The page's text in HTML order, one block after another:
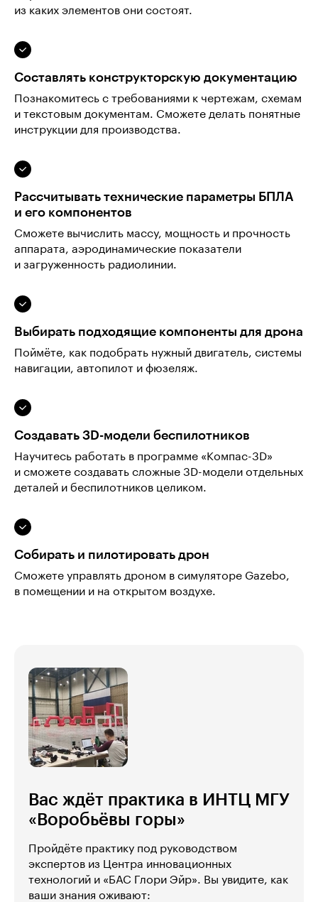
из каких элементов они состоят.
Составлять конструкторскую документацию
Познакомитесь с требованиями к чертежам, схемам
и текстовым документам. Сможете делать понятные
инструкции для производства.
Рассчитывать технические параметры БПЛА
и его компонентов
Сможете вычислить массу, мощность и прочность
аппарата, аэродинамические показатели
и загруженность радиолинии.
Выбирать подходящие компоненты для дрона
Поймёте, как подобрать нужный двигатель, системы
навигации, автопилот и фюзеляж.
Создавать 3D-модели беспилотников
Научитесь работать в программе «Компас-3D»
и сможете создавать сложные 3D-модели отдельных
деталей и беспилотников целиком.
Собирать и пилотировать дрон
Сможете управлять дроном в симуляторе Gazebo,
в помещении и на открытом воздухе.
Вас ждёт практика в ИНТЦ МГУ
«Воробьёвы горы»
Пройдёте практику под руководством
экспертов из Центра инновационных
технологий и «БАС Глори Эйр». Вы увидите, как
ваши знания оживают: